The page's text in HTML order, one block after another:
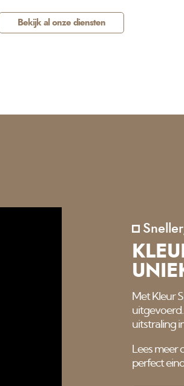
Bekijk al onze diensten
Met Kleur
uitstraling
Lees meer
perfect